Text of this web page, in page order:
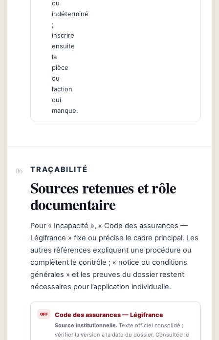
ou
indéterminé
;
inscrire
ensuite
la
pièce
ou
l’action
qui
manque.
TRAÇABILITÉ
Sources retenues et rôle
documentaire
Pour « Incapacité », « Code des assurances —
Légifrance » fixe ou précise le cadre principal. Les
autres références expliquent une procédure ou
complètent le contrôle ; « notice ou conditions
générales » et les preuves du dossier restent
nécessaires pour l’application individuelle.
Code des assurances — Légifrance
Source institutionnelle. Texte officiel consolidé ;
vérifier la version à la date du dossier. Consultée le